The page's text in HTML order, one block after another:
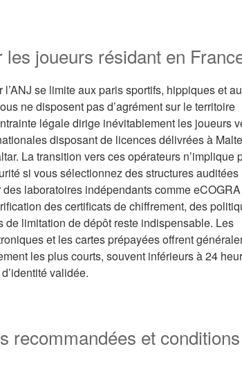
les joueurs résidant en
l’ANJ se limite aux paris sportifs, hippiques et
ne disposent pas d’agrément sur le territoire
légale dirige inévitablement les joueurs
disposant de licences délivrées à
La transition vers ces opérateurs n’implique
si vous sélectionnez des structures auditées
laboratoires indépendants comme
des certificats de chiffrement, des
de limitation de dépôt reste indispensable. Les
et les cartes prépayées offrent
les plus courts, souvent inférieurs à 24
validée.
recommandées et conditions